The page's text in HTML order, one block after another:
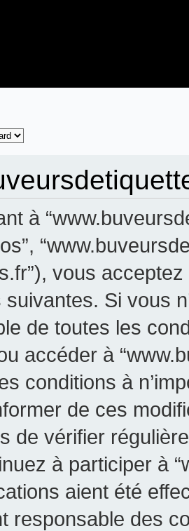
à
vous
Si vous
de toutes les
accéder à
conditions à
de ces
de vérifier
à participer à
aient été
responsable des